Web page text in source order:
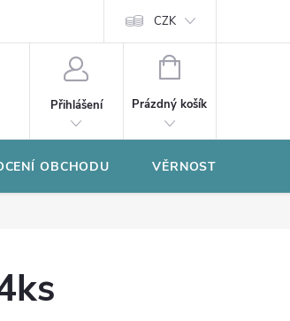
CZK
Přihlášení
NÁKUPNÍ
Prázdný košík
OBCHODU VĚRNOSTNÍ